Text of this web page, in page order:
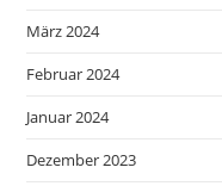
März 2024
Februar 2024
Januar 2024
Dezember 2023